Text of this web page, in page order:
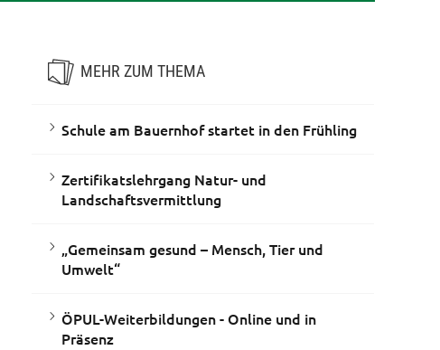
MEHR ZUM THEMA
Schule am Bauernhof startet in den Frühling
Zertifikatslehrgang Natur- und
Landschaftsvermittlung
„Gemeinsam gesund – Mensch, Tier und
Umwelt“
ÖPUL-Weiterbildungen - Online und in
Präsenz